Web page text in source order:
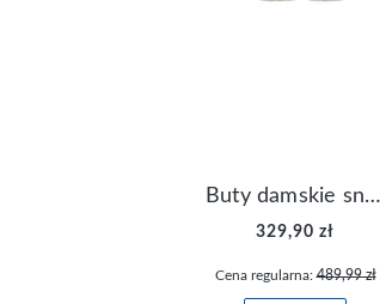
Buty damskie sneakersy Nike M2K Tekno AO3108-006
329,90 zł
Cena regularna:489,99 zł